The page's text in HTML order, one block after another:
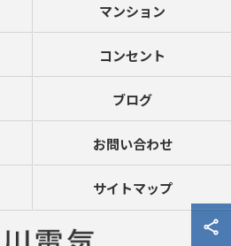
マンション
コンセント
ブログ
お問い合わせ
サイトマップ